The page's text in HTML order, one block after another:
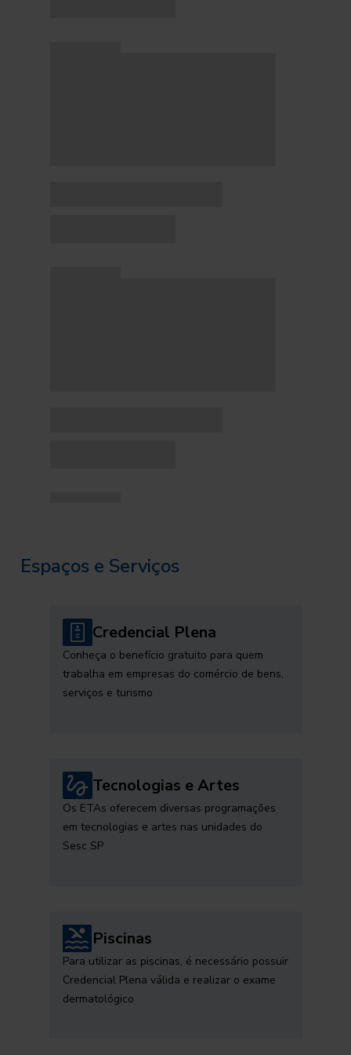
Espaços e Serviços
Credencial Plena
Conheça o benefício gratuito para quem
trabalha em empresas do comércio de bens,
serviços e turismo
Tecnologias e Artes
Os ETAs oferecem diversas programações
em tecnologias e artes nas unidades do
Sesc SP
Piscinas
Para utilizar as piscinas, é necessário possuir
Credencial Plena válida e realizar o exame
dermatológico